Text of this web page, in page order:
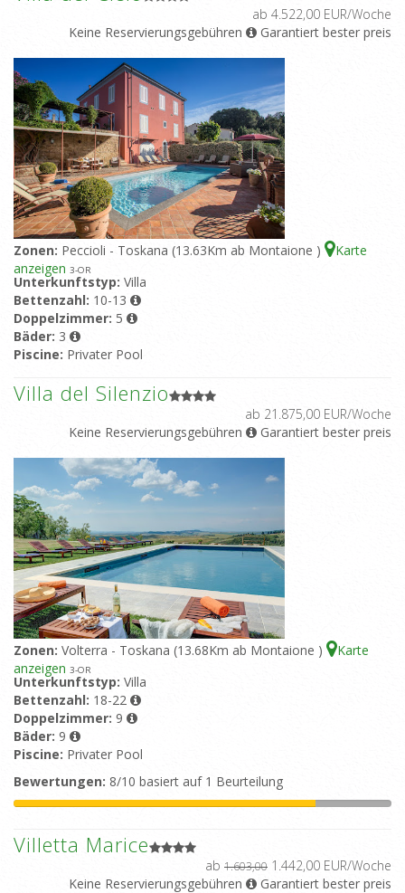
ab 4.522,00 EUR/Woche
Keine Reservierungsgebühren
Garantiert bester preis
Zonen: Peccioli - Toskana (13.63Km ab Montaione )
Karte
anzeigen 3-OR
Unterkunftstyp: Villa
Bettenzahl: 10-13
Doppelzimmer: 5
Bäder: 3
Piscine: Privater Pool
Villa del Silenzio
ab 21.875,00 EUR/Woche
Keine Reservierungsgebühren
Garantiert bester preis
Zonen: Volterra - Toskana (13.68Km ab Montaione )
Karte
anzeigen 3-OR
Unterkunftstyp: Villa
Bettenzahl: 18-22
Doppelzimmer: 9
Bäder: 9
Piscine: Privater Pool
Bewertungen: 8/10 basiert auf 1 Beurteilung
Villetta Marice
ab 1.603,00 1.442,00 EUR/Woche
Keine Reservierungsgebühren
Garantiert bester preis